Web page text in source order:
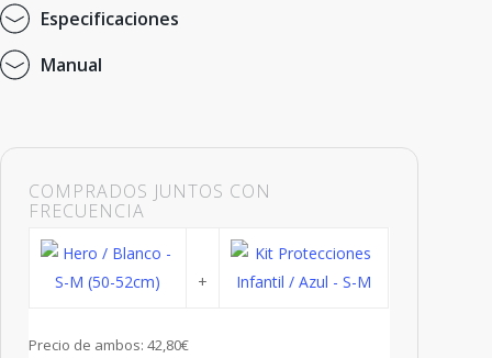
Especificaciones
Manual
COMPRADOS JUNTOS CON
FRECUENCIA
+
Precio de ambos: 42,80€